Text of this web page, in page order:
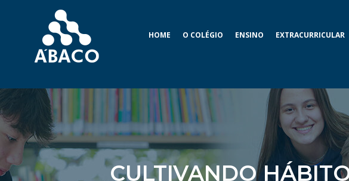
HOME O COLÉGIO ENSINO EXTRACURRICULAR
CULTIVANDO